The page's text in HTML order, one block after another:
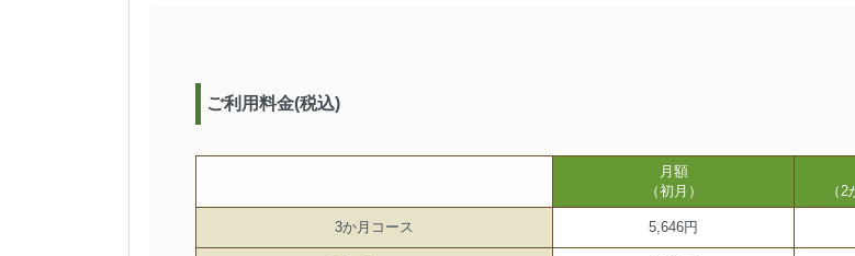
ご利用料金(税込)
月額
（初月）
（
3か月コース 5,646円